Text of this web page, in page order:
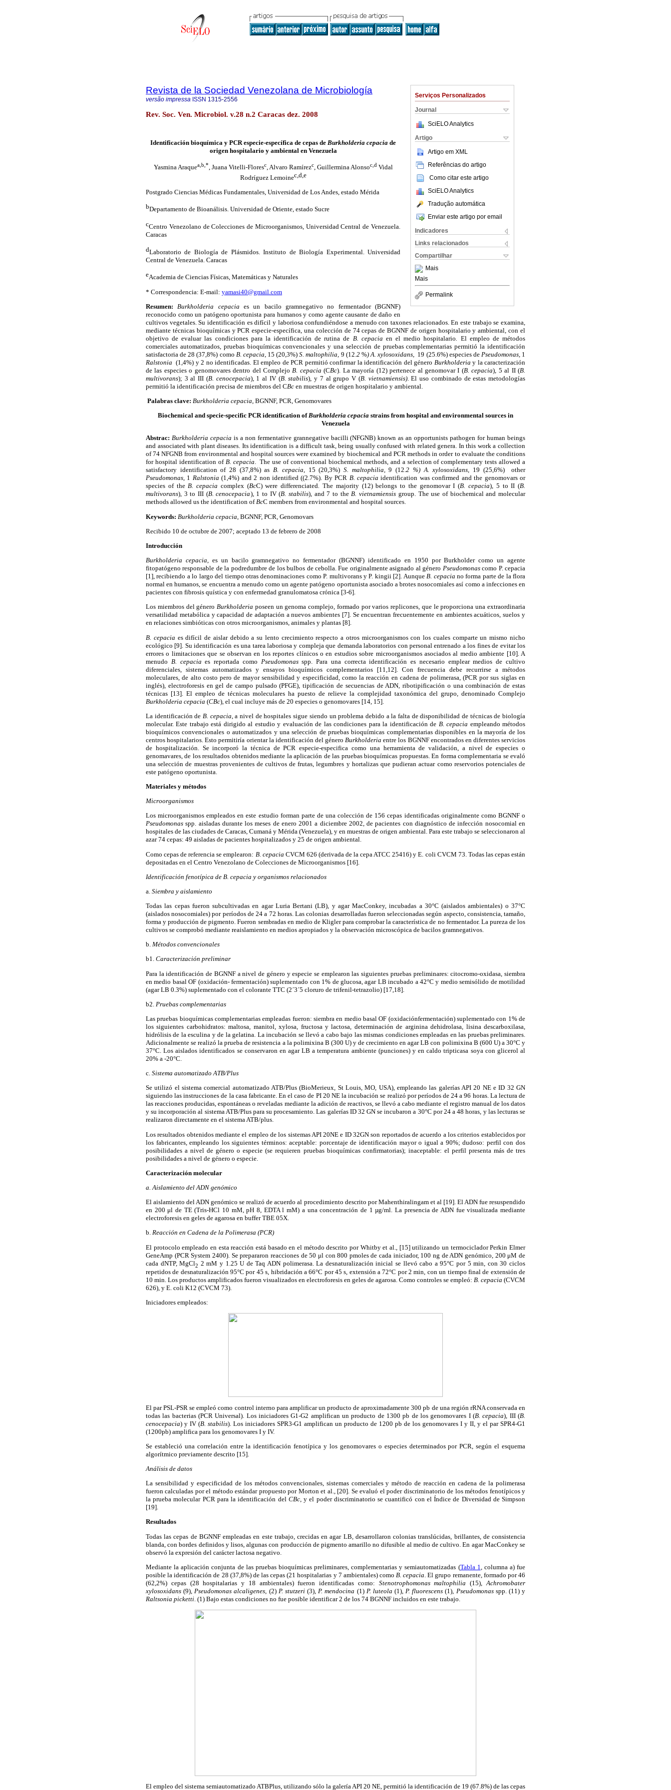
Serviços Personalizados
Journal
SciELO Analytics
Artigo
Artigo em XML
Referências do artigo
Como citar este artigo
SciELO Analytics
Tradução automática
Enviar este artigo por email
Indicadores
Links relacionados
Compartilhar
Mais
Mais
Permalink
Revista de la Sociedad Venezolana de Microbiología
versão impressa ISSN 1315-2556
Rev. Soc. Ven. Microbiol. v.28 n.2 Caracas dez. 2008
Identificación bioquímica y PCR especie-específica de cepas de Burkholderia cepacia de
origen hospitalario y ambiental en Venezuela
Yasmina Araquea,b,* , Juana Vitelli-Floresc, Alvaro Ramírezc, Guillermina Alonsoc,dVidal
Rodríguez Lemoinec,d,e
Postgrado Ciencias Médicas Fundamentales, Universidad de Los Andes, estado Mérida
bDepartamento de Bioanálisis. Universidad de Oriente, estado Sucre
cCentro Venezolano de Colecciones de Microorganismos, Universidad Central de Venezuela.
Caracas
dLaboratorio de Biología de Plásmidos. Instituto de Biología Experimental. Universidad
Central de Venezuela. Caracas
eAcademia de Ciencias Físicas, Matemáticas y Naturales
* Correspondencia: E-mail: yamasi40@gmail.com
Resumen: Burkholderia cepacia es un bacilo gramnegativo no fermentador (BGNNF)
reconocido como un patógeno oportunista para humanos y como agente causante de daño en
cultivos vegetales.Su identificación es difícil y laboriosa confundiéndose a menudo con taxones relacionados. En este trabajo se examina,
mediante técnicas bioquímicas y PCR especie-específica, una colección de 74 cepas de BGNNF de origen hospitalario y ambiental, con el
objetivo de evaluar las condiciones para la identificación de rutina de B. cepacia en el medio hospitalario
El empleo de métodos
comerciales automatizados, pruebas bioquímicas convencionales y una selección de pruebas complementarias permitió la identificación
satisfactoria de 28 (37,8%) como B. cepacia , 15 (20,3%)S. maltophilia, 9 (12. 2 %) A. xylosoxidans , 19 (25.6%) especies de Pseudomonas, 1
Ralstonia (1,4%) y 2 no identificadas. El empleo de PCR permitió confirmar la identificación del género Burkholderia y la caracterización
de las especies o genomovares dentro del Complejo B. cepacia (CBc). La mayoría (12) pertenece al genomovar I (B. cepacia), 5 al II (B.
multivorans); 3 al III (B. cenocepacia), 1 al IV (B. stabilis) , y 7 al grupo V (B. vietnamiensis). El uso combinado de estas metodologías
permitió la identificación precisa de miembros del CBc en muestras de origen hospitalario y ambiental.
Palabras clave: Burkholderia cepacia, BGNNF, PCR, Genomovares
Biochemical and specie-specific PCR identification ofBurkholderia cepacia strains from hospital and environmental sources in
Venezuela
Abstrac: Burkholderia cepacia is a non fermentative grannegative bacilli (NFGNB) known as an opportunists pathogen for human beings
and associated with plant diseases. Its identification is a difficult task, being usually confused with related genera. In this work a collection
of 74 NFGNB from environmental and hospital sources were examined by biochemical and PCR methods in order to evaluate the conditions
for hospital identification of B. cepacia. The use of conventional biochemical methods, and a selection of complementary tests allowed a
satisfactory identification of 28 (37,8%) asB. cepacia, 15 (20,3%)S. maltophilia,9 (12.2 %) A. xylosoxidans, 19 (25,6%) other
Pseudomonas, 1 Ralstonia (1,4%) and 2 non identified ((2.7%). By PCR B. cepacia identification was confirmed and the genomovars or
species of theB. cepacia complex (BcC) were differenciated. The majority (12) belongs to the genomovar I (B. cepacia), 5 to II (B.
multivorans), 3 to III (B. cenocepacia), 1 to IV (B. stabilis), and 7 to theB. vietnamiensis group. The use of biochemical and molecular
methods allowed us the identification ofBcC members from environmental and hospital sources.
Keywords: Burkholderia cepacia , BGNNF, PCR, Genomovars
Recibido 10 de octubre de 2007; aceptado 13 de febrero de 2008
Introducción
Burkholderia cepacia, es un bacilo gramnegativo no fermentador (BGNNF) identificado en 1950 por Burkholder como un agente
fitopatógeno responsable de la podredumbre de los bulbos de cebolla. Fue originalmente asignado al género Pseudomonascomo P. cepacia
[1], recibiendo a lo largo del tiempo otras denominaciones como P. multivorans y P. kingii [2]. AunqueB. cepacia no forma parte de la flora
normal en humanos, se encuentra a menudo como un agente patógeno oportunista asociado a brotes nosocomiales así como a infecciones en
pacientes con fibrosis quística y con enfermedad granulomatosa crónica [3-6].
Los miembros del géneroBurkholderia poseen un genoma complejo, formado por varios replicones, que le proporciona una extraordinaria
versatilidad metabólica y capacidad de adaptación a nuevos ambientes [7]. Se encuentran frecuentemente en ambientes acuáticos, suelos y
en relaciones simbióticas con otros microorganismos, animales y plantas [8].
B. cepacia es difícil de aislar debido a su lento crecimiento respecto a otros microorganismos con los cuales comparte un mismo nicho
ecológico [9]. Su identificación es una tarea laboriosa y compleja que demanda laboratorios con personal entrenado a los fines de evitar los
errores o limitaciones que se observan en los reportes clínicos o en estudios sobre microorganismos asociados al medio ambiente [10]. A
menudo B. cepacia es reportada como Pseudomonasspp. Para una correcta identificación es necesario emplear medios de cultivo
diferenciales, sistemas automatizados y ensayos bioquímicos complementarios [11,12]. Con frecuencia debe recurrirse a métodos
moleculares, de alto costo pero de mayor sensibilidad y especificidad, como la reacción en cadena de polimerasa, (PCR por sus siglas en
inglés), electroforesis en gel de campo pulsado (PFGE), tipificación de secuencias de ADN, ribotipificación o una combinación de estas
técnicas [13]. El empleo de técnicas moleculares ha puesto de relieve la complejidad taxonómica del grupo, denominado Complejo
Burkholderia cepacia (CBc), el cual incluye más de 20 especies o genomovares [14, 15].
La identificación de B. cepacia , a nivel de hospitales sigue siendo un problema debido a la falta de disponibilidad de técnicas de biología
molecular. Este trabajo está dirigido al estudio y evaluación de las condiciones para la identificación de B. cepacia empleando métodos
bioquímicos convencionales o automatizados y una selección de pruebas bioquímicas complementarias disponibles en la mayoría de los
centros hospitalarios. Esto permitiría orientar la identificación del género Burkholderia entre los BGNNF encontrados en diferentes servicios
de hospitalización. Se incorporó la técnica de PCR especie-especifica como una herramienta de validación, a nivel de especies o
genomavares, de los resultados obtenidos mediante la aplicación de las pruebas bioquímicas propuestas. En forma complementaria se evaló
una selección de muestras provenientes de cultivos de frutas, legumbres y hortalizas que pudieran actuar como reservorios potenciales de
este patógeno oportunista.
Materiales y métodos
Microorganismos
Los microorganismos empleados en este estudio forman parte de una colección de 156 cepas identificadas originalmente como BGNNF o
Pseudomonas spp. aisladas durante los meses de enero 2001 a diciembre 2002, de pacientes con diagnóstico de infección nosocomial en
hospitales de las ciudades de Caracas, Cumaná y Mérida (Venezuela), y en muestras de origen ambiental. Para este trabajo se seleccionaron al
azar 74 cepas: 49 aisladas de pacientes hospitalizados y 25 de origen ambiental.
Como cepas de referencia se emplearon: B. cepacia CVCM 626 (derivada de la cepa ATCC 25416) y E. coli CVCM 73. Todas las cepas están
depositadas en el Centro Venezolano de Colecciones de Microorganismos [16].
Identificación fenotípica de B. cepacia y organismos relacionados
a. Siembra y aislamiento
Todas las cepas fueron subcultivadas en agar Luria Bertani (LB), y agar MacConkey, incubadas a 30°C (aislados ambientales) o 37°C
(aislados nosocomiales) por períodos de 24 a 72 horas. Las colonias desarrolladas fueron seleccionadas según aspecto, consistencia, tamaño,
forma y producción de pigmento. Fueron sembradas en medio de Kligler para comprobar la característica de no fermentador. La pureza de los
cultivos se comprobó mediante reaislamiento en medios apropiados y la observación microscópica de bacilos gramnegativos.
b. Métodos convencionales
b1. Caracterización preliminar
Para la identificación de BGNNF a nivel de género y especie se emplearon las siguientes pruebas preliminares: citocromo-oxidasa, siembra
en medio basal OF (oxidación- fermentación) suplementado con 1% de glucosa, agar LB incubado a 42°C y medio semisólido de motilidad
(agar LB 0.3%) suplementado con el colorante TTC (2´3´5 cloruro de trifenil-tetrazolio) [17,18].
b2. Pruebas complementarias
Las pruebas bioquímicas complementarias empleadas fueron: siembra en medio basal OF (oxidaciónfermentación) suplementado con 1% de
los siguientes carbohidratos: maltosa, manitol, xylosa, fructosa y lactosa, determinación de arginina dehidrolasa, lisina descarboxilasa,
hidrólisis de la esculina y de la gelatina. La incubación se llevó a cabo bajo las mismas condiciones empleadas en las pruebas preliminares.
Adicionalmente se realizó la prueba de resistencia a la polimixina B (300 U) y de crecimiento en agar LB con polimixina B (600 U) a 30°C y
37°C. Los aislados identificados se conservaron en agar LB a temperatura ambiente (punciones) y en caldo tripticasa soya con glicerol al
20% a -20°C.
c. Sistema automatizado ATB/Plus
Se utilizó el sistema comercial automatizado ATB/Plus (BioMerieux, St Louis, MO, USA), empleando las galerías API 20 NE e ID 32 GN
siguiendo las instrucciones de la casa fabricante. En el caso de PI 20 NE la incubación se realizó por períodos de 24 a 96 horas. La lectura de
las reacciones producidas, espontáneas o reveladas mediante la adición de reactivos, se llevó a cabo mediante el registro manual de los datos
y su incorporación al sistema ATB/Plus para su procesamiento. Las galerías ID 32 GN se incubaron a 30°C por 24 a 48 horas, y las lecturas se
realizaron directamente en el sistema ATB/plus.
Los resultados obtenidos mediante el empleo de los sistemas API 20NE e ID 32GN son reportados de acuerdo a los criterios establecidos por
los fabricantes, empleando los siguientes términos: aceptable: porcentaje de identificación mayor o igual a 90%; dudoso: perfil con dos
posibilidades a nivel de género o especie (se requieren pruebas bioquímicas confirmatorias); inaceptable: el perfil presenta más de tres
posibilidades a nivel de género o especie.
Caracterización molecular
a. Aislamiento del ADN genómico
El aislamiento del ADN genómico se realizó de acuerdo al procedimiento descrito por Mahenthiralingam et al [19]. El ADN fue resuspendido
en 200 μl de TE (Tris-HCl 10 mM, pH 8, EDTA l mM) a una concentración de 1 µg/ml. La presencia de ADN fue visualizada mediante
electroforesis en geles de agarosa en buffer TBE 05X.
b. Reacción en Cadena de la Polimerasa (PCR)
El protocolo empleado en esta reacción está basado en el método descrito por Whitby et al., [15] utilizando un termociclador Perkin Elmer
GeneAmp (PCR System 2400). Se prepararon reacciones de 50 μl con 800 pmoles de cada iniciador, 100 ng de ADN genómico, 200 μM de
cada dNTP, MgCl2 2 mM y 1.25 U de Taq ADN polimerasa. La desnaturalización inicial se llevó cabo a 95°C por 5 min, con 30 ciclos
repetidos de desnaturalización 95°C por 45 s, hibridación a 66°C por 45 s, extensión a 72°C por 2 min, con un tiempo final de extensión de
10 min. Los productos amplificados fueron visualizados en electroforesis en geles de agarosa. Como controles se empleó: B. cepacia (CVCM
626), y E. coli K12 (CVCM 73).
Iniciadores empleados:
El par PSL-PSR se empleó como control interno para amplificar un producto de aproximadamente 300 pb de una región rRNA conservada en
todas las bacterias (PCR Universal). Los iniciadores G1-G2 amplifican un producto de 1300 pb de los genomovares I (B. cepacia), III (B.
cenocepacia) y IV (B. stabilis). Los iniciadores SPR3-G1 amplifican un producto de 1200 pb de los genomovares I y II, y el par SPR4-G1
(1200pb) amplifica para los genomovares I y IV.
Se estableció una correlación entre la identificación fenotípica y los genomovares o especies determinados por PCR, según el esquema
algorítmico previamente descrito [15].
Análisis de datos
La sensibilidad y especificidad de los métodos convencionales, sistemas comerciales y método de reacción en cadena de la polimerasa
fueron calculadas por el método estándar propuesto por Morton et al., [20]. Se evaluó el poder discriminatorio de los métodos fenotípicos y
la prueba molecular PCR para la identificación del CBc, y el poder discriminatorio se cuantificó con el Índice de Diversidad de Simpson
[19].
Resultados
Todas las cepas de BGNNF empleadas en este trabajo, crecidas en agar LB, desarrollaron colonias translúcidas, brillantes, de consistencia
blanda, con bordes definidos y lisos, algunas con producción de pigmento amarillo no difusible al medio de cultivo. En agar MacConkey se
observó la expresión del carácter lactosa negativo.
Mediante la aplicación conjunta de las pruebas bioquímicas preliminares, complementarias y semiautomatizadas (Tabla 1
, columna a) fue
posible la identificación de 28 (37,8%) de las cepas (21 hospitalarias y 7 ambientales) como B. cepacia . El grupo remanente, formado por 46
(62,2%) cepas (28 hospitalarias y 18 ambientales) fueron identificadas como: Stenotrophomonas maltophilia (15),Achromobater
xylosoxidans (9), Pseudomonas alcaligenes , (2) P. stutzeri(3), P. mendocina (1) P. luteola (1), P. fluorescens (1), Pseudomonasspp. (11) y
Raltsonia picketti . (1) Bajo estas condiciones no fue posible identificar 2 de los 74 BGNNF incluidos en este trabajo.
El empleo del sistema semiautomatizado ATBPlus, utilizando sólo la galería API 20 NE, permitió la identificación de 19 (67.8%) de las cepas